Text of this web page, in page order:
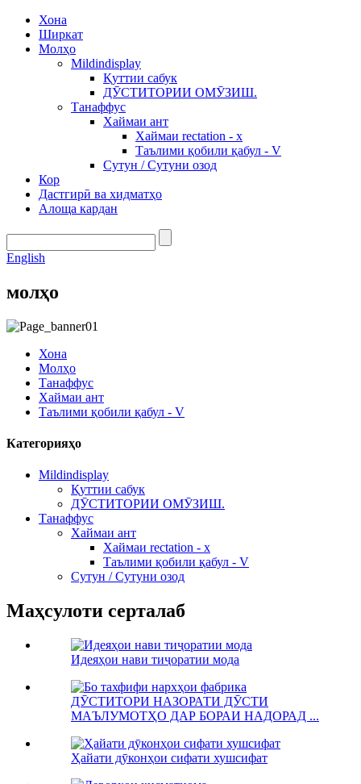
Хона
Ширкат
Молҳо
Mildindisplay
Қуттии сабук
ДӮСТИТОРИИ ОМӮЗИШ.
Танаффус
Хаймаи ант
Хаймаи rectation - x
Таълими қобили қабул - V
Сутун / Сутуни озод
Кор
Дастгирӣ ва хидматҳо
Алоща кардан
English
молҳо
Хона
Молҳо
Танаффус
Хаймаи ант
Таълими қобили қабул - V
Категорияҳо
Mildindisplay
Қуттии сабук
ДӮСТИТОРИИ ОМӮЗИШ.
Танаффус
Хаймаи ант
Хаймаи rectation - x
Таълими қобили қабул - V
Сутун / Сутуни озод
Маҳсулоти серталаб
Идеяҳои нави тиҷоратии мода
ДӮСТИТОРИ НАЗОРАТИ ДӮСТИ
МАЪЛУМОТҲО ДАР БОРАИ НАДОРАД ...
Ҳайати дӯконҳои сифати хушсифат